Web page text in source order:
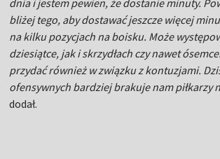
bliżej tego, aby dostawać jeszcze więcej
na kilku pozycjach na boisku. Może
dziesiątce, jak i skrzydłach czy nawet
przydać również w związku z kontuzjami.
ofensywnych bardziej brakuje nam piłkarzy
dodał.